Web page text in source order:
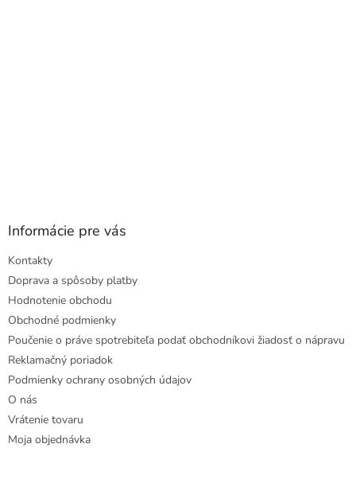
Informácie pre vás
Kontakty
Doprava a spôsoby platby
Hodnotenie obchodu
Obchodné podmienky
Poučenie o práve spotrebiteľa podať obchodníkovi žiadosť o nápravu
Reklamačný poriadok
Podmienky ochrany osobných údajov
O nás
Vrátenie tovaru
Moja objednávka